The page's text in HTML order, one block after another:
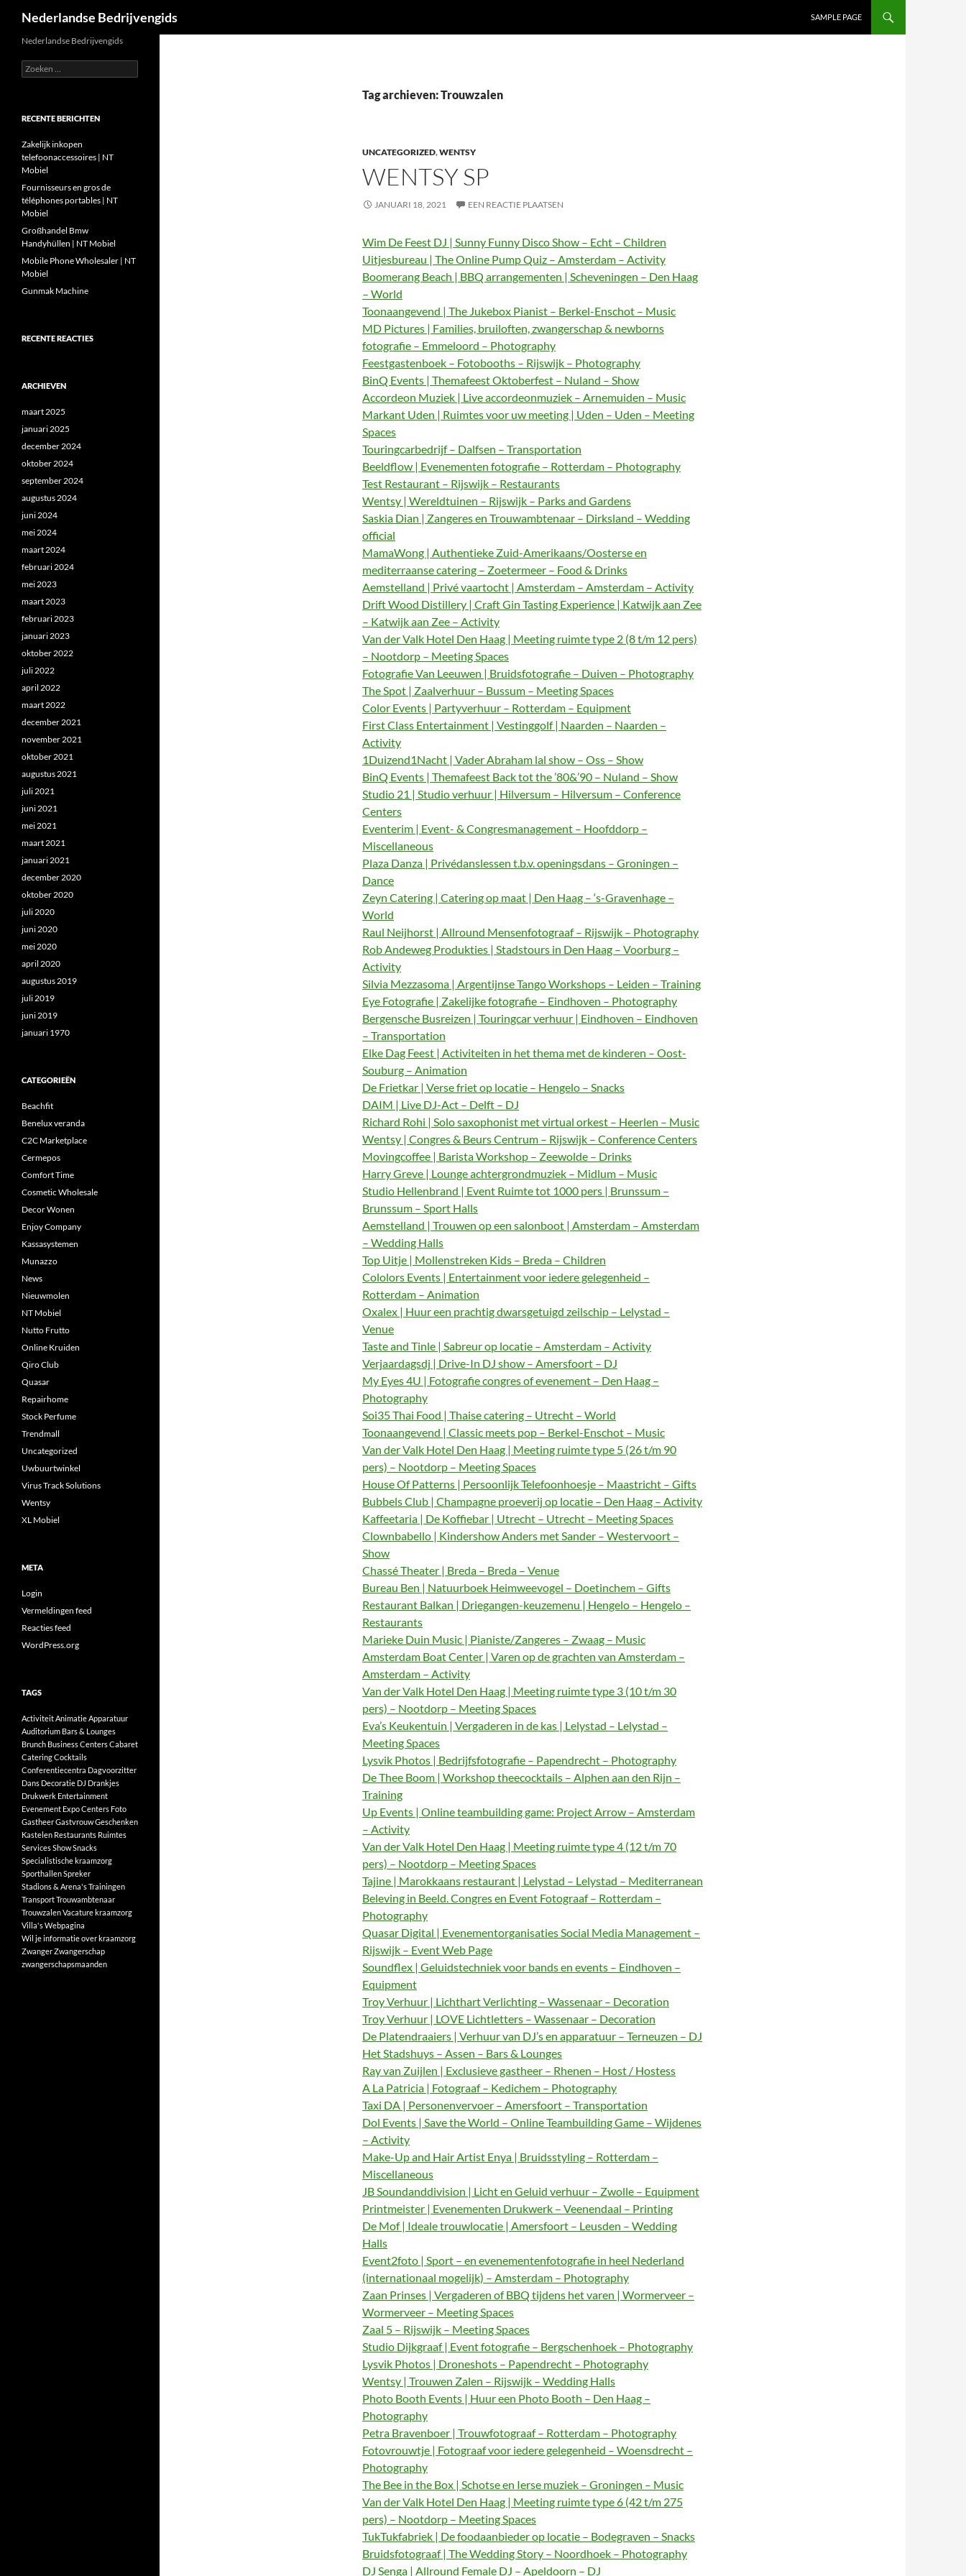
Nederlandse Bedrijvengids SAMPLE PAGE
Tag archieven: Trouwzalen
UNCATEGORIZED,WENTSY
WENTSY SP
JANUARI 18, 2021 EEN REACTIE PLAATSEN
Wim De Feest DJ | Sunny Funny Disco Show – Echt – Children
Uitjesbureau | The Online Pump Quiz – Amsterdam – Activity
Boomerang Beach | BBQ arrangementen | Scheveningen – Den Haag
– World
Toonaangevend | The Jukebox Pianist – Berkel-Enschot – Music
MD Pictures | Families, bruiloften, zwangerschap & newborns
fotografie – Emmeloord – Photography
Feestgastenboek – Fotobooths – Rijswijk – Photography
BinQ Events | Themafeest Oktoberfest – Nuland – Show
Accordeon Muziek | Live accordeonmuziek – Arnemuiden – Music
Markant Uden | Ruimtes voor uw meeting | Uden – Uden – Meeting
Spaces
Touringcarbedrijf – Dalfsen – Transportation
Beeldflow | Evenementen fotografie – Rotterdam – Photography
Test Restaurant – Rijswijk – Restaurants
Wentsy | Wereldtuinen – Rijswijk – Parks and Gardens
Saskia Dian | Zangeres en Trouwambtenaar – Dirksland – Wedding
official
MamaWong | Authentieke Zuid-Amerikaans/Oosterse en
mediterraanse catering – Zoetermeer – Food & Drinks
Aemstelland | Privé vaartocht | Amsterdam – Amsterdam – Activity
Drift Wood Distillery | Craft Gin Tasting Experience | Katwijk aan Zee
– Katwijk aan Zee – Activity
Van der Valk Hotel Den Haag | Meeting ruimte type 2 (8 t/m 12 pers)
– Nootdorp – Meeting Spaces
Fotografie Van Leeuwen | Bruidsfotografie – Duiven – Photography
The Spot | Zaalverhuur – Bussum – Meeting Spaces
Color Events | Partyverhuur – Rotterdam – Equipment
First Class Entertainment | Vestinggolf | Naarden – Naarden –
Activity
1Duizend1Nacht | Vader Abraham lal show – Oss – Show
BinQ Events | Themafeest Back tot the ’80&’90 – Nuland – Show
Studio 21 | Studio verhuur | Hilversum – Hilversum – Conference
Centers
Eventerim | Event- & Congresmanagement – Hoofddorp –
Miscellaneous
Plaza Danza | Privédanslessen t.b.v. openingsdans – Groningen –
Dance
Zeyn Catering | Catering op maat | Den Haag – ‘s-Gravenhage –
World
Raul Neijhorst | Allround Mensenfotograaf – Rijswijk – Photography
Rob Andeweg Produkties | Stadstours in Den Haag – Voorburg –
Activity
Silvia Mezzasoma | Argentijnse Tango Workshops – Leiden – Training
Eye Fotografie | Zakelijke fotografie – Eindhoven – Photography
Bergensche Busreizen | Touringcar verhuur | Eindhoven – Eindhoven
– Transportation
Elke Dag Feest | Activiteiten in het thema met de kinderen – Oost-
Souburg – Animation
De Frietkar | Verse friet op locatie – Hengelo – Snacks
DAIM | Live DJ-Act – Delft – DJ
Richard Rohi | Solo saxophonist met virtual orkest – Heerlen – Music
Wentsy | Congres & Beurs Centrum – Rijswijk – Conference Centers
Movingcoffee | Barista Workshop – Zeewolde – Drinks
Harry Greve | Lounge achtergrondmuziek – Midlum – Music
Studio Hellenbrand | Event Ruimte tot 1000 pers | Brunssum –
Brunssum – Sport Halls
Aemstelland | Trouwen op een salonboot | Amsterdam – Amsterdam
– Wedding Halls
Top Uitje | Mollenstreken Kids – Breda – Children
Cololors Events | Entertainment voor iedere gelegenheid –
Rotterdam – Animation
Oxalex | Huur een prachtig dwarsgetuigd zeilschip – Lelystad –
Venue
Taste and Tinle | Sabreur op locatie – Amsterdam – Activity
Verjaardagsdj | Drive-In DJ show – Amersfoort – DJ
My Eyes 4U | Fotografie congres of evenement – Den Haag –
Photography
Soi35 Thai Food | Thaise catering – Utrecht – World
Toonaangevend | Classic meets pop – Berkel-Enschot – Music
Van der Valk Hotel Den Haag | Meeting ruimte type 5 (26 t/m 90
pers) – Nootdorp – Meeting Spaces
House Of Patterns | Persoonlijk Telefoonhoesje – Maastricht – Gifts
Bubbels Club | Champagne proeverij op locatie – Den Haag – Activity
Kaffeetaria | De Koffiebar | Utrecht – Utrecht – Meeting Spaces
Clownbabello | Kindershow Anders met Sander – Westervoort –
Show
Chassé Theater | Breda – Breda – Venue
Bureau Ben | Natuurboek Heimweevogel – Doetinchem – Gifts
Restaurant Balkan | Driegangen-keuzemenu | Hengelo – Hengelo –
Restaurants
Marieke Duin Music | Pianiste/Zangeres – Zwaag – Music
Amsterdam Boat Center | Varen op de grachten van Amsterdam –
Amsterdam – Activity
Van der Valk Hotel Den Haag | Meeting ruimte type 3 (10 t/m 30
pers) – Nootdorp – Meeting Spaces
Eva’s Keukentuin | Vergaderen in de kas | Lelystad – Lelystad –
Meeting Spaces
Lysvik Photos | Bedrijfsfotografie – Papendrecht – Photography
De Thee Boom | Workshop theecocktails – Alphen aan den Rijn –
Training
Up Events | Online teambuilding game: Project Arrow – Amsterdam
– Activity
Van der Valk Hotel Den Haag | Meeting ruimte type 4 (12 t/m 70
pers) – Nootdorp – Meeting Spaces
Tajine | Marokkaans restaurant | Lelystad – Lelystad – Mediterranean
Beleving in Beeld. Congres en Event Fotograaf – Rotterdam –
Photography
Quasar Digital | Evenementorganisaties Social Media Management –
Rijswijk – Event Web Page
Soundflex | Geluidstechniek voor bands en events – Eindhoven –
Equipment
Troy Verhuur | Lichthart Verlichting – Wassenaar – Decoration
Troy Verhuur | LOVE Lichtletters – Wassenaar – Decoration
De Platendraaiers | Verhuur van DJ’s en apparatuur – Terneuzen – DJ
Het Stadshuys – Assen – Bars & Lounges
Ray van Zuijlen | Exclusieve gastheer – Rhenen – Host / Hostess
A La Patricia | Fotograaf – Kedichem – Photography
Taxi DA | Personenvervoer – Amersfoort – Transportation
Dol Events | Save the World – Online Teambuilding Game – Wijdenes
– Activity
Make-Up and Hair Artist Enya | Bruidsstyling – Rotterdam –
Miscellaneous
JB Soundanddivision | Licht en Geluid verhuur – Zwolle – Equipment
Printmeister | Evenementen Drukwerk – Veenendaal – Printing
De Mof | Ideale trouwlocatie | Amersfoort – Leusden – Wedding
Halls
Event2foto | Sport – en evenementenfotografie in heel Nederland
(internationaal mogelijk) – Amsterdam – Photography
Zaan Prinses | Vergaderen of BBQ tijdens het varen | Wormerveer –
Wormerveer – Meeting Spaces
Zaal 5 – Rijswijk – Meeting Spaces
Studio Dijkgraaf | Event fotografie – Bergschenhoek – Photography
Lysvik Photos | Droneshots – Papendrecht – Photography
Wentsy | Trouwen Zalen – Rijswijk – Wedding Halls
Photo Booth Events | Huur een Photo Booth – Den Haag –
Photography
Petra Bravenboer | Trouwfotograaf – Rotterdam – Photography
Fotovrouwtje | Fotograaf voor iedere gelegenheid – Woensdrecht –
Photography
The Bee in the Box | Schotse en Ierse muziek – Groningen – Music
Van der Valk Hotel Den Haag | Meeting ruimte type 6 (42 t/m 275
pers) – Nootdorp – Meeting Spaces
TukTukfabriek | De foodaanbieder op locatie – Bodegraven – Snacks
Bruidsfotograaf | The Wedding Story – Noordhoek – Photography
DJ Senga | Allround Female DJ – Apeldoorn – DJ
Nederlandse Bedrijvengids
Zoeken
naar:
RECENTE BERICHTEN
Zakelijk inkopen
telefoonaccessoires | NT
Mobiel
Fournisseurs en gros de
téléphones portables | NT
Mobiel
Großhandel Bmw
Handyhüllen | NT Mobiel
Mobile Phone Wholesaler | NT
Mobiel
Gunmak Machine
RECENTE REACTIES
ARCHIEVEN
maart 2025
januari 2025
december 2024
oktober 2024
september 2024
augustus 2024
juni 2024
mei 2024
maart 2024
februari 2024
mei 2023
maart 2023
februari 2023
januari 2023
oktober 2022
juli 2022
april 2022
maart 2022
december 2021
november 2021
oktober 2021
augustus 2021
juli 2021
juni 2021
mei 2021
maart 2021
januari 2021
december 2020
oktober 2020
juli 2020
juni 2020
mei 2020
april 2020
augustus 2019
juli 2019
juni 2019
januari 1970
CATEGORIEËN
Beachfit
Benelux veranda
C2C Marketplace
Cermepos
Comfort Time
Cosmetic Wholesale
Decor Wonen
Enjoy Company
Kassasystemen
Munazzo
News
Nieuwmolen
NT Mobiel
Nutto Frutto
Online Kruiden
Qiro Club
Quasar
Repairhome
Stock Perfume
Trendmall
Uncategorized
Uwbuurtwinkel
Virus Track Solutions
Wentsy
XL Mobiel
META
Login
Vermeldingen feed
Reacties feed
WordPress.org
TAGS
ActiviteitAnimatieApparatuur
Auditorium Bars & Lounges
Brunch Business CentersCabaret
CateringCocktails
Conferentiecentra Dagvoorzitter
Dans Decoratie DJ Drankjes
Drukwerk Entertainment
Evenement Expo Centers Foto
GastheerGastvrouwGeschenken
Kastelen Restaurants Ruimtes
ServicesShowSnacks
Specialistische kraamzorg
SporthallenSpreker
Stadions & Arena'sTrainingen
TransportTrouwambtenaar
TrouwzalenVacature kraamzorg
Villa'sWebpagina
Wil je informatie over kraamzorg
ZwangerZwangerschap
zwangerschapsmaanden